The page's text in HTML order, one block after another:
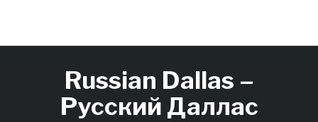
Russian Dallas –
Русский Даллас